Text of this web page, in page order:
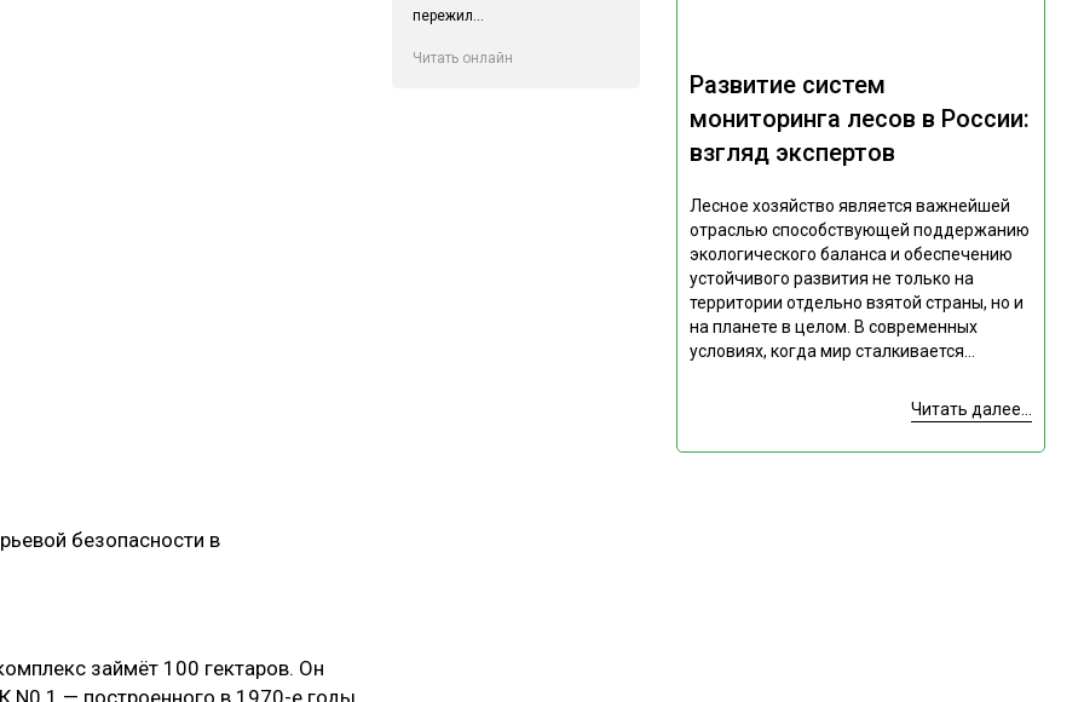
безопасности в
займёт 100 гектаров. Он
1 — построенного в 1970-е годы
пережил...
Читать онлайн
Развитие систем
мониторинга лесов в России:
взгляд экспертов
Лесное хозяйство является важнейшей
отраслью способствующей поддержанию
экологического баланса и обеспечению
устойчивого развития не только на
территории отдельно взятой страны, но и
на планете в целом. В современных
условиях, когда мир сталкивается...
Читать далее...